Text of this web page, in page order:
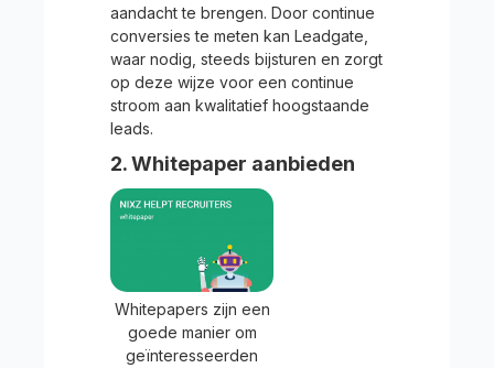
aandacht te brengen. Door continue
conversies te meten kan Leadgate,
waar nodig, steeds bijsturen en zorgt
op deze wijze voor een continue
stroom aan kwalitatief hoogstaande
leads.
2. Whitepaper aanbieden
Whitepapers zijn een
goede manier om
geïnteresseerden